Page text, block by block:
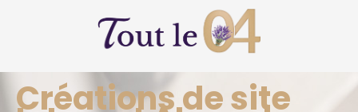
Créations de site